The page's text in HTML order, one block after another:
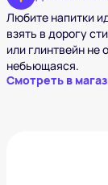
Любите напитки
взять в дорогу
или глинтвейн не
небьющаяся.
Смотреть в